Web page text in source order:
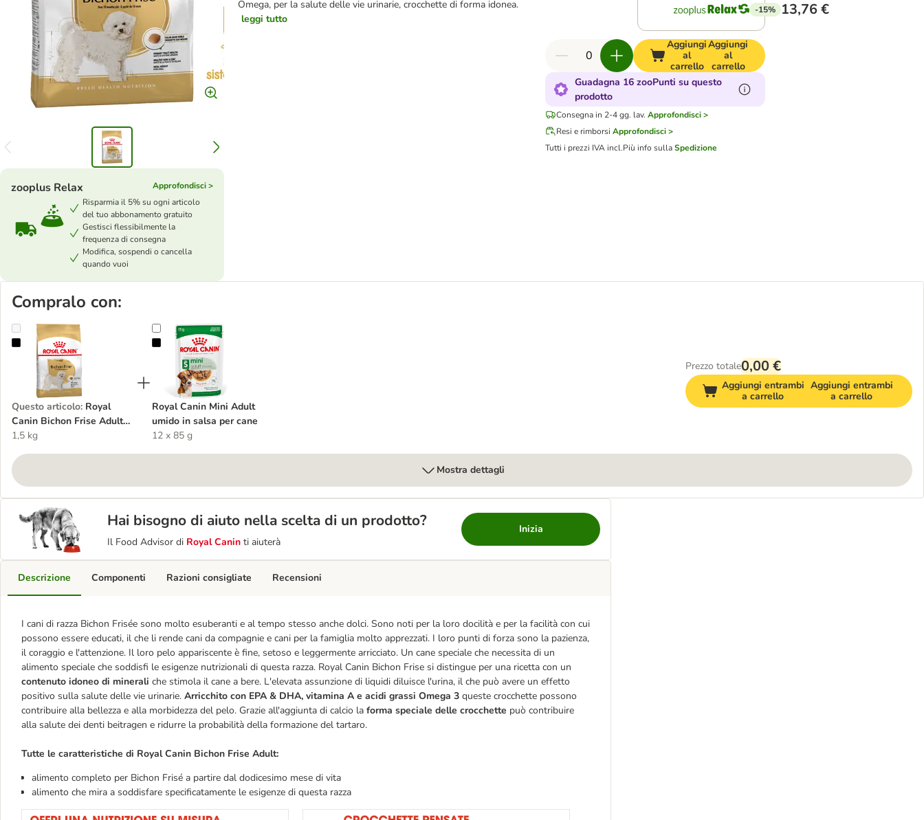
Omega, per la salute delle vie urinarie, crocchette di forma idonea.
leggi tutto
zooplus Relax
Approfondisci >
Risparmia il 5% su ogni articolo
del tuo abbonamento gratuito
Gestisci flessibilmente la
frequenza di consegna
Modifica, sospendi o cancella
quando vuoi
-15% 13,76 €
Aggiungi
al
carrello
Aggiungi
al
carrello
Guadagna 16 zooPunti su questo
prodotto
Consegna in 2-4 gg. lav. Approfondisci >
Resi e rimborsi Approfondisci >
Tutti i prezzi IVA incl.Più info sullaSpedizione
Compralo con:
Royal Canin Bichon Frise Adult Crocchette per cane
Questo articolo: Royal
Canin Bichon Frise Adult
Crocchette per cane
1,5 kg
Royal Canin Mini Adult umido in salsa per cane
Royal Canin Mini Adult
umido in salsa per cane
12 x 85 g
Prezzo totale0,00 €
Aggiungi entrambi
a carrello
Aggiungi entrambi
a carrello
Mostra dettagli
Hai bisogno di aiuto nella scelta di un prodotto?
Il Food Advisor di Royal Canin ti aiuterà
Inizia
Descrizione
I cani di razza Bichon Frisée sono molto esuberanti e al tempo stesso anche dolci. Sono noti per la loro docilità e per la facilità con cui
possono essere educati, il che li rende cani da compagnie e cani per la famiglia molto apprezzati. I loro punti di forza sono la pazienza,
il coraggio e l'attenzione. Il loro pelo appariscente è fine, setoso e leggermente arricciato. Un cane speciale che necessita di un
alimento speciale che soddisfi le esigenze nutrizionali di questa razza. Royal Canin Bichon Frise si distingue per una ricetta con un
contenuto idoneo di minerali che stimola il cane a bere. L'elevata assunzione di liquidi diluisce l'urina, il che può avere un effetto
positivo sulla salute delle vie urinarie. Arricchito con EPA & DHA, vitamina A e acidi grassi Omega 3 queste crocchette possono
contribuire alla bellezza e alla morbidezza del pelo. Grazie all'aggiunta di calcio la forma speciale delle crocchette può contribuire
alla salute dei denti beitragen e ridurre la probabilità della formazione del tartaro.
Tutte le caratteristiche di Royal Canin Bichon Frise Adult:
alimento completo per Bichon Frisé a partire dal dodicesimo mese di vita
alimento che mira a soddisfare specificatamente le esigenze di questa razza
Componenti Razioni consigliate Recensioni